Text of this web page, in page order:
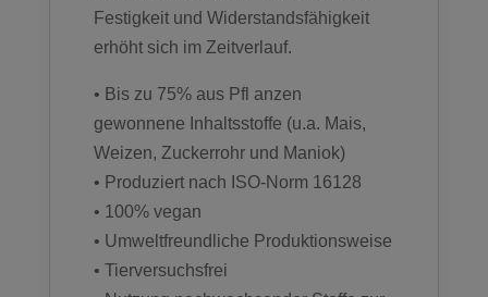
Festigkeit und Widerstandsfähigkeit
erhöht sich im Zeitverlauf.
• Bis zu 75% aus Pfl anzen
gewonnene Inhaltsstoffe (u.a. Mais,
Weizen, Zuckerrohr und Maniok)
• Produziert nach ISO-Norm 16128
• 100% vegan
• Umweltfreundliche Produktionsweise
• Tierversuchsfrei